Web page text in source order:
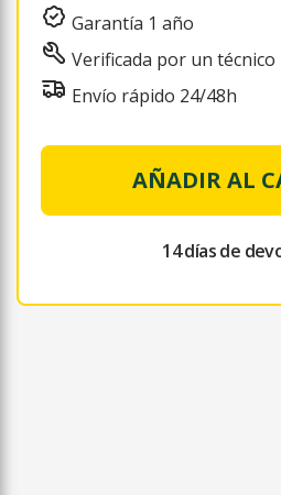
Garantía 1 año
Verificada por un técnico
Envío rápido 24/48h
AÑADIR AL
14 días de